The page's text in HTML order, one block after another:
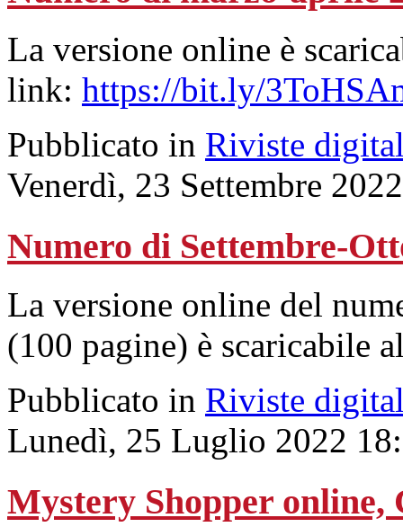
La versione online è
link: https://bit.ly/
Pubblicato in Riviste
Venerdì, 23 Settembre
Numero di Settembre-
La versione online del
(100 pagine) è scaricabile
Pubblicato in Riviste
Lunedì, 25 Luglio 2022
Mystery Shopper online,